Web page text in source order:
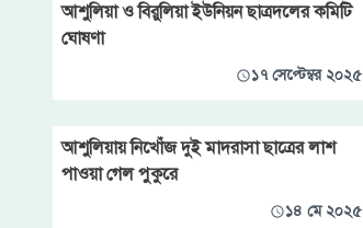
আশুলিয়া ও বিরুলিয়া ইউনিয়ন ছাত্রদলের কমিটি
ঘোষণা
১৭ সেপ্টেম্বর ২০২৫
আশুলিয়ায় নিখোঁজ দুই মাদরাসা ছাত্রের লাশ
পাওয়া গেল পুকুরে
১৪ মে ২০২৫